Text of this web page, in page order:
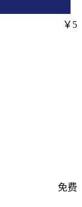
￥5
免费